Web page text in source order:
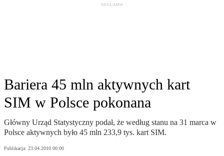
Bariera 45 mln aktywnych kart
SIM w Polsce pokonana
Główny Urząd Statystyczny podał, że według stanu na 31 marca w
Polsce aktywnych było 45 mln 233,9 tys. kart SIM.
Publikacja: 23.04.2010 00:00